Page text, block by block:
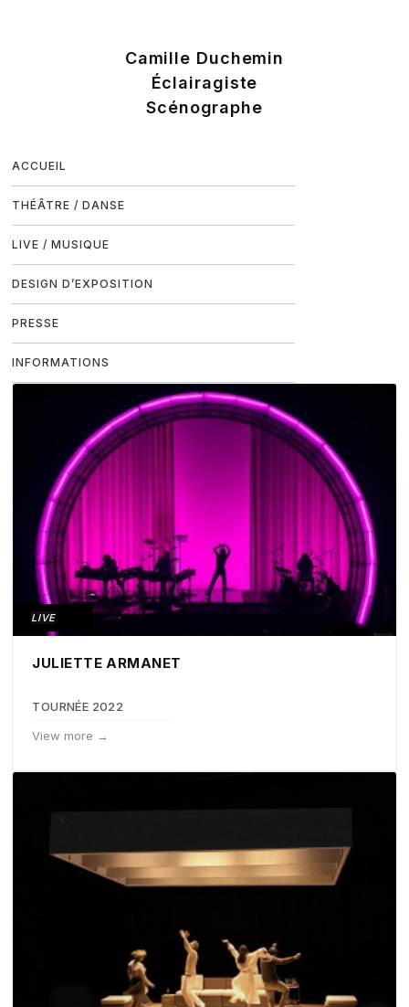
ACCUEIL
THÉÂTRE / DANSE
LIVE / MUSIQUE
DESIGN D’EXPOSITION
PRESSE
INFORMATIONS
LIVE
JULIETTE ARMANET
TOURNÉE 2022
View more →